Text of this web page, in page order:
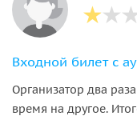
Организатор два
время на другое.